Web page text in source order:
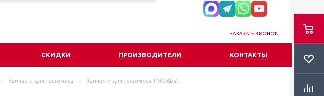
ЗАКАЗАТЬ ЗВОНОК
СКИДКИ ПРОИЗВОДИТЕЛИ КОНТАКТЫ
- Запчасти для тестомеса - Запчасти для тестомеса ТМС Abat